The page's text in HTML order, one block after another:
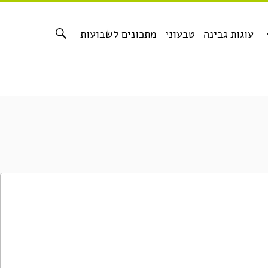
מתכונים לשבועות טבעוני עוגות גבינה